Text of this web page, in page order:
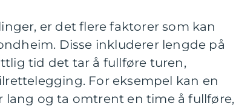
er det flere faktorer som kan
Disse inkluderer lengde på
tid det tar å fullføre turen,
For eksempel kan en
og ta omtrent en time å fullføre,